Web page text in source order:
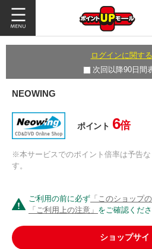
ログインに関す
次回以降90日間
NEOWING
ポイント 6倍
※本サービスでのポイント倍率は予告
す。
ご利用の前に必ず 「このショップ
「ご利用上の注意」 をご確認くださ
ショップサイ